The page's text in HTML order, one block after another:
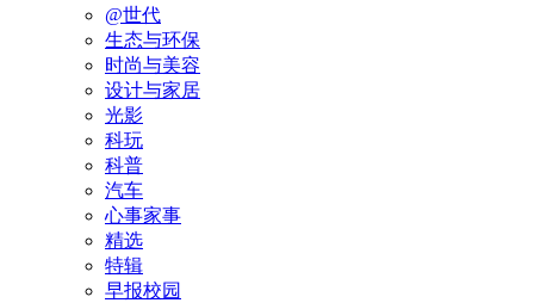
@世代
生态与环保
时尚与美容
设计与家居
光影
科玩
科普
汽车
心事家事
精选
特辑
早报校园